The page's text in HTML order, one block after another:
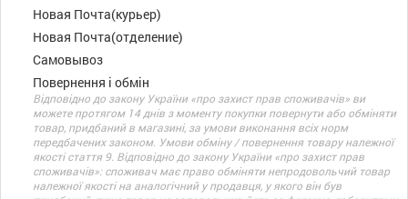
Новая Почта(курьер)
Новая Почта(отделение)
Самовывоз
Повернення і обмін
Відповідно до закону України «про захист прав споживачів» ви
можете протягом 14 днів з моменту покупки повернути або обміняти
товар, придбаний в магазині, за умови виконання всіх норм
передбачених законом. Умови обміну / повернення товару належної
якості стаття 9. Відповідно до закону України «про захист прав
споживачів»: споживач має право обміняти непродовольчий товар
належної якості на аналогічний у продавця, у якого він був